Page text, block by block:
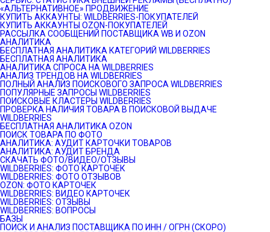
«АЛЬТЕРНАТИВНОЕ» ПРОДВИЖЕНИЕ
КУПИТЬ АККАУНТЫ: WILDBERRIES-ПОКУПАТЕЛЕЙ
КУПИТЬ АККАУНТЫ OZON-ПОКУПАТЕЛЕЙ
РАССЫЛКА СООБЩЕНИЙ ПОСТАВЩИКА WB И OZON
АНАЛИТИКА
БЕСПЛАТНАЯ АНАЛИТИКА КАТЕГОРИЙ WILDBERRIES
БЕСПЛАТНАЯ АНАЛИТИКА
АНАЛИТИКА СПРОСА НА WILDBERRIES
АНАЛИЗ ТРЕНДОВ НА WILDBERRIES
ПОЛНЫЙ АНАЛИЗ ПОИСКОВОГО ЗАПРОСА WILDBERRIES
ПОПУЛЯРНЫЕ ЗАПРОСЫ WILDBERRIES
ПОИСКОВЫЕ КЛАСТЕРЫ WILDBERRIES
ПРОВЕРКА НАЛИЧИЯ ТОВАРА В ПОИСКОВОЙ ВЫДАЧЕ
WILDBERRIES
БЕСПЛАТНАЯ АНАЛИТИКА OZON
ПОИСК ТОВАРА ПО ФОТО
АНАЛИТИКА: АУДИТ КАРТОЧКИ ТОВАРОВ
АНАЛИТИКА: АУДИТ БРЕНДА
СКАЧАТЬ ФОТО/ВИДЕО/ОТЗЫВЫ
WILDBERRIES: ФОТО КАРТОЧЕК
WILDBERRIES: ФОТО ОТЗЫВОВ
OZON: ФОТО КАРТОЧЕК
WILDBERRIES: ВИДЕО КАРТОЧЕК
WILDBERRIES: ОТЗЫВЫ
WILDBERRIES: ВОПРОСЫ
БАЗЫ
ПОИСК И АНАЛИЗ ПОСТАВЩИКА ПО ИНН / ОГРН (СКОРО)